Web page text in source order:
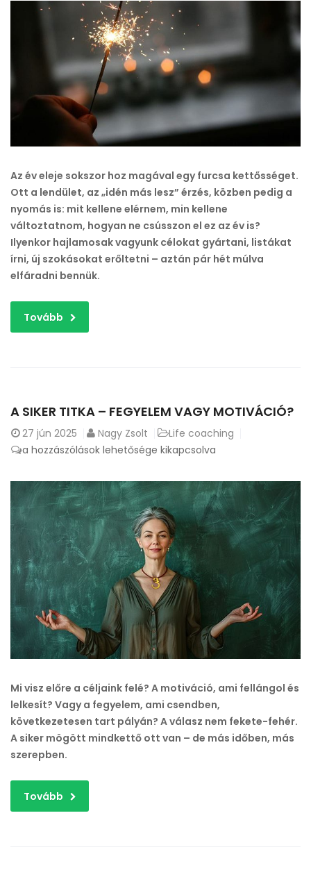
–
tervezhető
bejegyzéshez
Az év eleje sokszor hoz magával egy furcsa kettősséget.
Ott a lendület, az „idén más lesz” érzés, közben pedig a
nyomás is: mit kellene elérnem, min kellene
változtatnom, hogyan ne csússzon el ez az év is?
Ilyenkor hajlamosak vagyunk célokat gyártani, listákat
írni, új szokásokat erőltetni – aztán pár hét múlva
elfáradni bennük.
Tovább
A SIKER TITKA – FEGYELEM VAGY MOTIVÁCIÓ?
27 jún 2025 Nagy Zsolt
Life coaching
A
titka
Fegyelem
vagy
motiváció?
bejegyzéshez
a hozzászólások lehetősége kikapcsolva
Mi visz előre a céljaink felé? A motiváció, ami fellángol és
lelkesít? Vagy a fegyelem, ami csendben,
következetesen tart pályán? A válasz nem fekete-fehér.
A siker mögött mindkettő ott van – de más időben, más
szerepben.
Tovább